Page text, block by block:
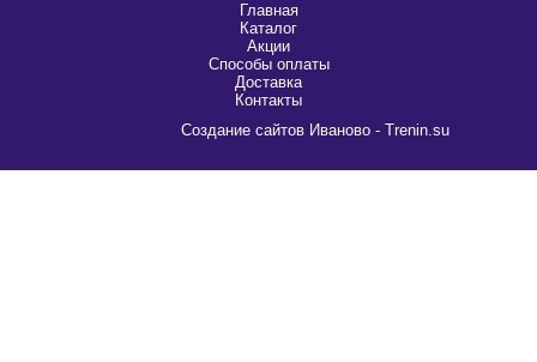
Главная
Каталог
Акции
Способы оплаты
Доставка
Контакты
Cоздание сайтов Иваново - Trenin.su